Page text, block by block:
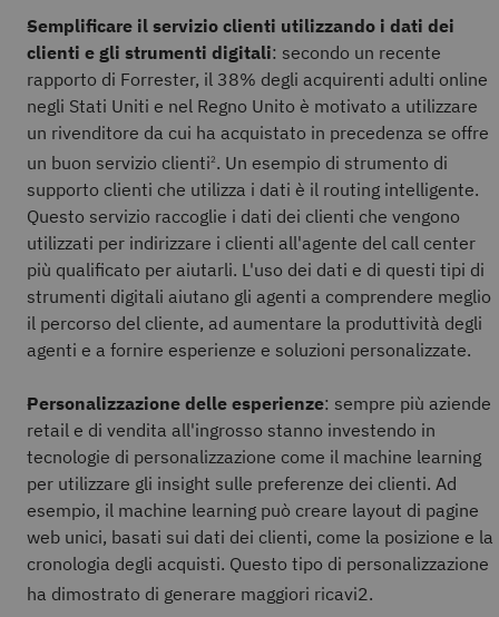
Semplificare il servizio clienti utilizzando i dati dei
clienti e gli strumenti digitali: secondo un recente
rapporto di Forrester, il 38% degli acquirenti adulti online
negli Stati Uniti e nel Regno Unito è motivato a utilizzare
un rivenditore da cui ha acquistato in precedenza se offre
un buon servizio clienti2 . Un esempio di strumento di
supporto clienti che utilizza i dati è il routing intelligente.
Questo servizio raccoglie i dati dei clienti che vengono
utilizzati per indirizzare i clienti all'agente del call center
più qualificato per aiutarli. L'uso dei dati e di questi tipi di
strumenti digitali aiutano gli agenti a comprendere meglio
il percorso del cliente, ad aumentare la produttività degli
agenti e a fornire esperienze e soluzioni personalizzate.
Personalizzazione delle esperienze: sempre più aziende
retail e di vendita all'ingrosso stanno investendo in
tecnologie di personalizzazione come il machine learning
per utilizzare gli insight sulle preferenze dei clienti. Ad
esempio, il machine learning può creare layout di pagine
web unici, basati sui dati dei clienti, come la posizione e la
cronologia degli acquisti. Questo tipo di personalizzazione
ha dimostrato di generare maggiori ricavi2.